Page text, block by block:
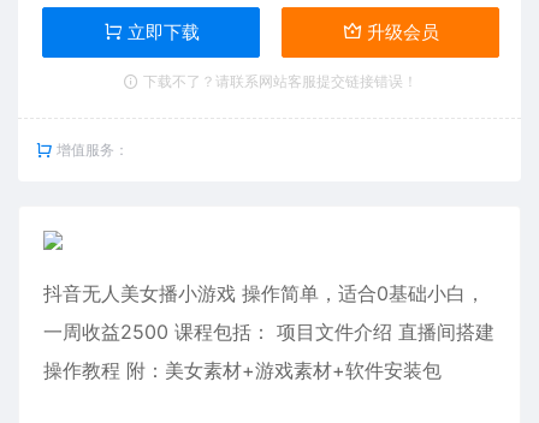
立即下载 升级会员
下载不了？请联系网站客服提交链接错误！
增值服务：
抖音无人美女播小游戏 操作简单，适合0基础小白，
一周收益2500 课程包括： 项目文件介绍 直播间搭建
操作教程 附：美女素材+游戏素材+软件安装包